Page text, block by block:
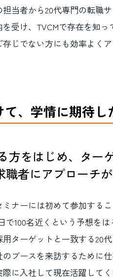
当者から20代専門の転職
受け、TVCMで存在を知
じでない方にも効率よく
、学情に期待し
をはじめ、ターゲ
職者にアプローチ
ナーには初めて参加する
で100名近くという予想を
ターゲットと一致する20
ブースを来訪するために
に入社して現在活躍して